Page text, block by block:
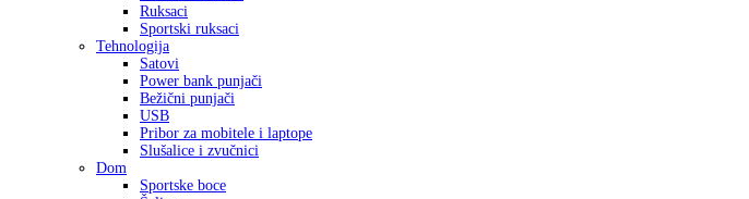
Ruksaci
Sportski ruksaci
Tehnologija
Satovi
Power bank punjači
Bežični punjači
USB
Pribor za mobitele i laptope
Slušalice i zvučnici
Dom
Sportske boce